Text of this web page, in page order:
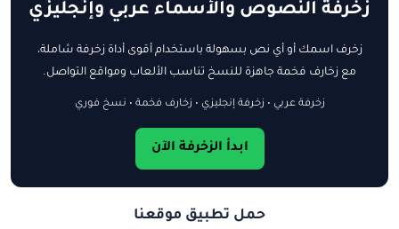
زخرفة النصوص والأسماء عربي وإنجليزي
زخرف اسمك أو أي نص بسهولة باستخدام أقوى أداة زخرفة شاملة،
مع زخارف فخمة جاهزة للنسخ تناسب الألعاب ومواقع التواصل.
زخرفة عربي • زخرفة إنجليزي • زخارف فخمة • نسخ فوري
ابدأ الزخرفة الآن
حمل تطبيق موقعنا